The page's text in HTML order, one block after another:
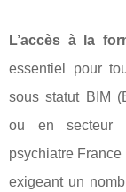
L’accès à la
essentiel pour
sous statut BIM
ou en secteur
psychiatre
exigeant un